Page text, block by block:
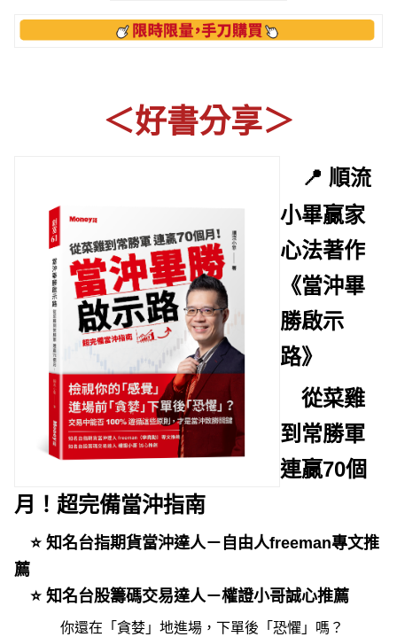
＜好書分享＞
📍 順流
小畢贏家
心法著作
《當沖畢
勝啟示
路》
從菜雞
到常勝軍
連贏70個
月！超完備當沖指南
⭐ 知名台指期貨當沖達人－自由人freeman專文推
薦
⭐ 知名台股籌碼交易達人－權證小哥誠心推薦
你還在「貪婪」地進場，下單後「恐懼」嗎？